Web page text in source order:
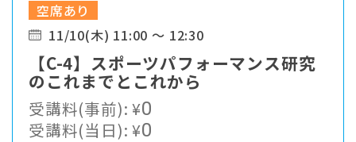
空席あり
11/10(木) 11:00 ～ 12:30
【C-4】スポーツパフォーマンス研究
のこれまでとこれから
受講料(事前):¥0
受講料(当日):¥0